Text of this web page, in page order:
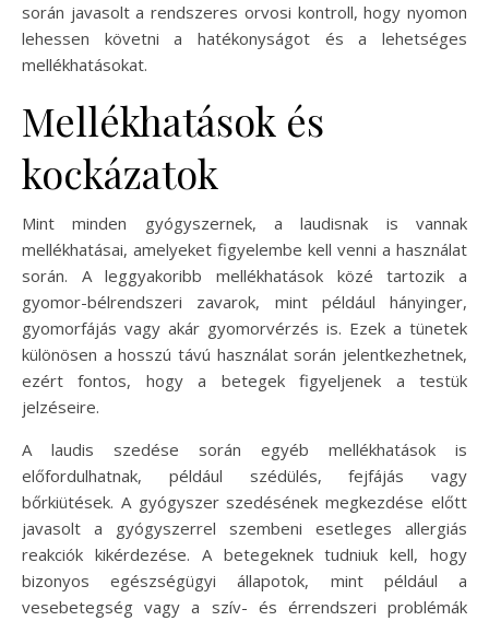
során javasolt a rendszeres orvosi kontroll, hogy nyomon
lehessen követni a hatékonyságot és a lehetséges
mellékhatásokat.
Mellékhatások és
kockázatok
Mint minden gyógyszernek, a laudisnak is vannak
mellékhatásai, amelyeket figyelembe kell venni a használat
során. A leggyakoribb mellékhatások közé tartozik a
gyomor-bélrendszeri zavarok, mint például hányinger,
gyomorfájás vagy akár gyomorvérzés is. Ezek a tünetek
különösen a hosszú távú használat során jelentkezhetnek,
ezért fontos, hogy a betegek figyeljenek a testük
jelzéseire.
A laudis szedése során egyéb mellékhatások is
előfordulhatnak, például szédülés, fejfájás vagy
bőrkiütések. A gyógyszer szedésének megkezdése előtt
javasolt a gyógyszerrel szembeni esetleges allergiás
reakciók kikérdezése. A betegeknek tudniuk kell, hogy
bizonyos egészségügyi állapotok, mint például a
vesebetegség vagy a szív- és érrendszeri problémák